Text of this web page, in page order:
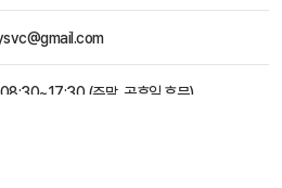
(주말, 공휴일 휴무)